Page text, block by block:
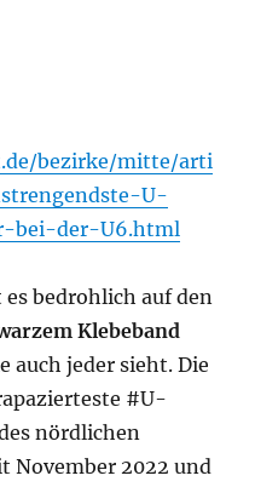
bezirke/mitte/arti
U-
bei-der-U6.html
es bedrohlich auf den
Klebeband
auch jeder sieht. Die
#U-
nördlichen
November 2022 und